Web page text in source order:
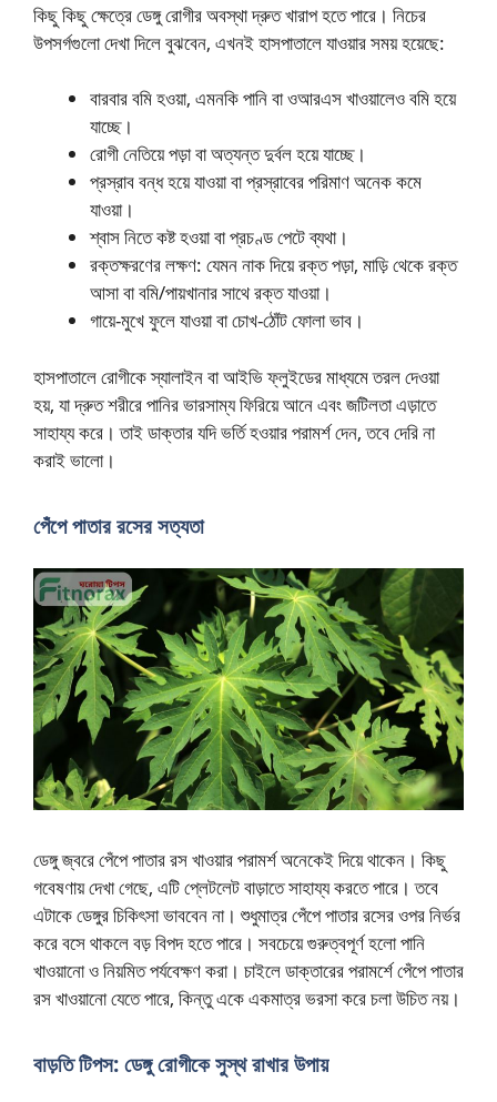
কিছু কিছু ক্ষেত্রে ডেঙ্গু রোগীর অবস্থা দ্রুত খারাপ হতে পারে। নিচের
উপসর্গগুলো দেখা দিলে বুঝবেন, এখনই হাসপাতালে যাওয়ার সময় হয়েছে:
বারবার বমি হওয়া, এমনকি পানি বা ওআরএস খাওয়ালেও বমি হয়ে
যাচ্ছে।
রোগী নেতিয়ে পড়া বা অত্যন্ত দুর্বল হয়ে যাচ্ছে।
প্রস্রাব বন্ধ হয়ে যাওয়া বা প্রস্রাবের পরিমাণ অনেক কমে
যাওয়া।
শ্বাস নিতে কষ্ট হওয়া বা প্রচণ্ড পেটে ব্যথা।
রক্তক্ষরণের লক্ষণ: যেমন নাক দিয়ে রক্ত পড়া, মাড়ি থেকে রক্ত
আসা বা বমি/পায়খানার সাথে রক্ত যাওয়া।
গায়ে-মুখে ফুলে যাওয়া বা চোখ-ঠোঁট ফোলা ভাব।
হাসপাতালে রোগীকে স্যালাইন বা আইভি ফ্লুইডের মাধ্যমে তরল দেওয়া
হয়, যা দ্রুত শরীরে পানির ভারসাম্য ফিরিয়ে আনে এবং জটিলতা এড়াতে
সাহায্য করে। তাই ডাক্তার যদি ভর্তি হওয়ার পরামর্শ দেন, তবে দেরি না
করাই ভালো।
পেঁপে পাতার রসের সত্যতা
ডেঙ্গু জ্বরে পেঁপে পাতার রস খাওয়ার পরামর্শ অনেকেই দিয়ে থাকেন। কিছু
গবেষণায় দেখা গেছে, এটি প্লেটলেট বাড়াতে সাহায্য করতে পারে। তবে
এটাকে ডেঙ্গুর চিকিৎসা ভাববেন না। শুধুমাত্র পেঁপে পাতার রসের ওপর নির্ভর
করে বসে থাকলে বড় বিপদ হতে পারে। সবচেয়ে গুরুত্বপূর্ণ হলো পানি
খাওয়ানো ও নিয়মিত পর্যবেক্ষণ করা। চাইলে ডাক্তারের পরামর্শে পেঁপে পাতার
রস খাওয়ানো যেতে পারে, কিন্তু একে একমাত্র ভরসা করে চলা উচিত নয়।
বাড়তি টিপস: ডেঙ্গু রোগীকে সুস্থ রাখার উপায়